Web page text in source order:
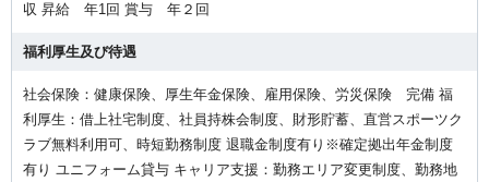
収 昇給 年1回 賞与 年２回
福利厚生及び待遇
社会保険：健康保険、厚生年金保険、雇用保険、労災保険 完備 福
利厚生：借上社宅制度、社員持株会制度、財形貯蓄、直営スポーツク
ラブ無料利用可、時短勤務制度 退職金制度有り※確定拠出年金制度
有り ユニフォーム貸与 キャリア支援：勤務エリア変更制度、勤務地